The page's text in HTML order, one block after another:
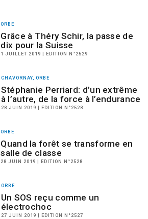
ORBE
Grâce à Théry Schir, la passe de
dix pour la Suisse
1 JUILLET 2019 | EDITION N°2529
CHAVORNAY, ORBE
Stéphanie Perriard: d’un extrême
à l’autre, de la force à l’endurance
28 JUIN 2019 | EDITION N°2528
ORBE
Quand la forêt se transforme en
salle de classe
28 JUIN 2019 | EDITION N°2528
ORBE
Un SOS reçu comme un
électrochoc
27 JUIN 2019 | EDITION N°2527